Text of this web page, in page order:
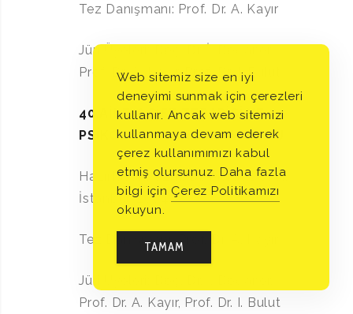
Tez Danışmanı: Prof. Dr. A. Kayır
Jüri Üyeleri: Doç. Dr. İ. Doğaner,
Prof. Dr. A. Kayır, Prof. Dr. I. Bulut
40.AİLE / ÇİFT TERAPİSİ VE
PSİKODRAMA ENTEGRASYONU
Hazırlayan: Uzm. Dr. Murat Dokur,
İstanbul-2004
Tez Danışmanı: Prof. Dr. A. Kayır
Jüri Üyeleri: Doç. Dr. İ. Doğaner,
Prof. Dr. A. Kayır, Prof. Dr. I. Bulut
Web sitemiz size en iyi
deneyimi sunmak için çerezleri
kullanır. Ancak web sitemizi
kullanmaya devam ederek
çerez kullanımımızı kabul
etmiş olursunuz. Daha fazla
bilgi için Çerez Politikamızı
okuyun.
TAMAM